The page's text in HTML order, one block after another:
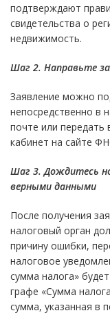
подтверждают
свидетельства о
недвижимость.
Шаг 2. Направьте
Заявление можно
непосредственно в
почте или передать
кабинет на сайте
Шаг 3. Дождитесь
верными данными
После получения
налоговый орган
причину ошибки,
налоговое
сумма налога»
графе «Сумма
сумма, указанная в